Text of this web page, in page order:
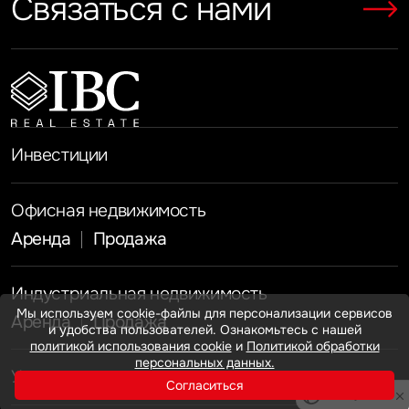
Показать больше
Показать больше
Связаться с нами
Инвестиции
Офисная недвижимость
Аренда
Продажа
Индустриальная недвижимость
Аренда
Продажа
Услуги
Инвестиции
Мы используем cookie-файлы для персонализации сервисов
и удобства пользователей. Ознакомьтесь с нашей
политикой использования cookieи Политикой обработки
персональных данных.
Согласиться